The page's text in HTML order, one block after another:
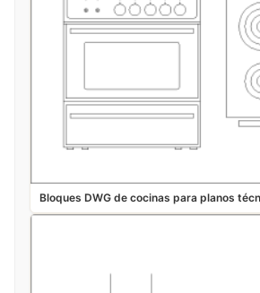
Bloques DWG de cocinas para planos